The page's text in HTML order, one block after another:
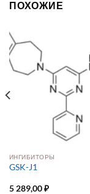
ПОХОЖИЕ
ИНГИБИТОРЫ
GSK-J1
5 289,00₽